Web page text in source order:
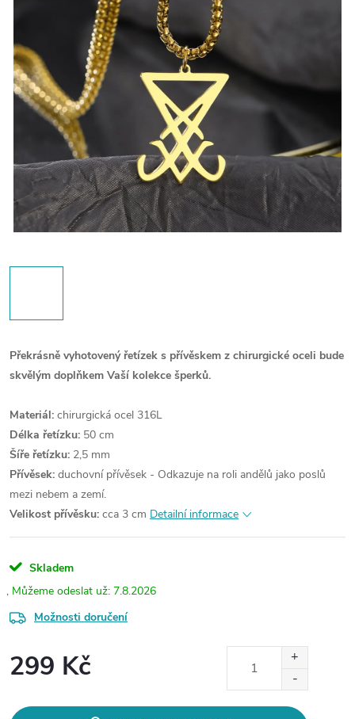
Překrásně vyhotovený řetízek s přívěskem z chirurgické oceli bude
skvělým doplňkem Vaší kolekce šperků.
Materiál: chirurgická ocel 316L
Délka řetízku: 50 cm
Šíře řetízku: 2,5 mm
Přívěsek: duchovní přívěsek - Odkazuje na roli andělů jako poslů
mezi nebem a zemí.
Velikost přívěsku: cca 3 cm Detailní informace
Skladem
7.8.2026
Možnosti doručení
299 Kč